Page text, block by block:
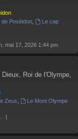
de Poséidon,
Le cap
mai 17, 2026 1:44 pm
Roi de l'Olympe,
Zeus
Le Mont Olympe